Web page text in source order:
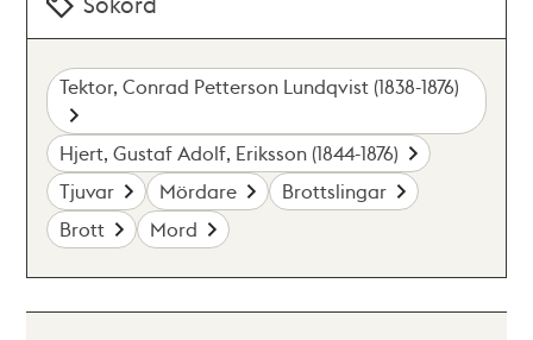
Tektor, Conrad Petterson Lundqvist (1838-1876)
Hjert, Gustaf Adolf, Eriksson (1844-1876)
Tjuvar
Mördare
Brottslingar
Brott
Mord